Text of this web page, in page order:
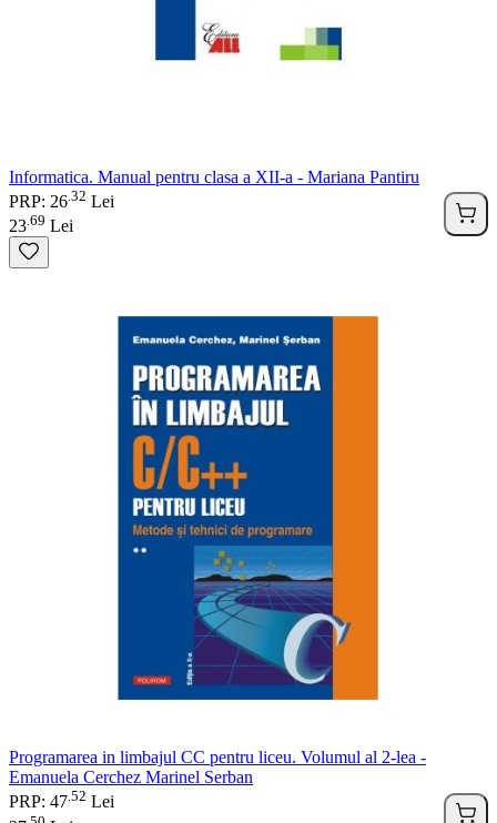
Informatica. Manual pentru clasa a XII-a - Mariana Pantiru
PRP: 26 32 Lei
23 69 Lei
Programarea in limbajul CC pentru liceu. Volumul al 2-lea -
Emanuela Cerchez Marinel Serban
PRP: 47 52 Lei